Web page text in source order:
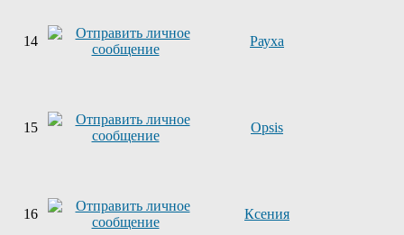
14 Рауха
15 Opsis
16 Ксения